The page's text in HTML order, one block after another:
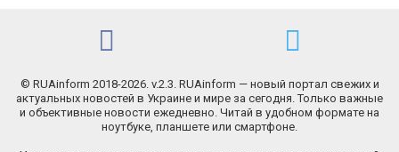
© RUAinform 2018-2026. v.2.3. RUAinform — новый портал свежих и
актуальных новостей в Украине и мире за сегодня. Только важные
и объективные новости ежедневно. Читай в удобном формате на
ноутбуке, планшете или смартфоне.